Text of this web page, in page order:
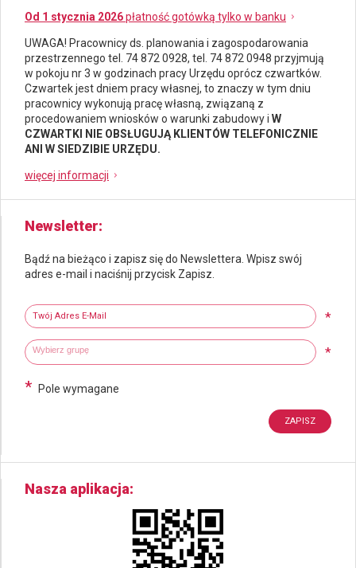
Od 1 stycznia 2026płatność gotówką tylko w banku
UWAGA! Pracownicy ds. planowania i zagospodarowania
przestrzennego tel. 74 872 0928, tel. 74 872 0948 przyjmują
w pokoju nr 3 w godzinach pracy Urzędu oprócz czwartków.
Czwartek jest dniem pracy własnej, to znaczy w tym dniu
pracownicy wykonują pracę własną, związaną z
procedowaniem wniosków o warunki zabudowy i W
CZWARTKI NIE OBSŁUGUJĄ KLIENTÓW TELEFONICZNIE
ANI W SIEDZIBIE URZĘDU.
więcej informacji
Newsletter
Bądź na bieżąco i zapisz się do Newslettera. Wpisz swój
adres e-mail i naciśnij przycisk Zapisz.
Twój adres e-mail
*
Wybierz grupy tematyczne *
Wpisz wyszukiwaną fraze
* Pole wymagane
Nasza aplikacja